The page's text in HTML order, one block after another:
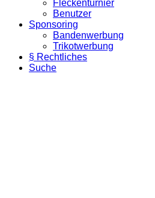
Fleckenturnier
Benutzer
Sponsoring
Bandenwerbung
Trikotwerbung
§ Rechtliches
Suche